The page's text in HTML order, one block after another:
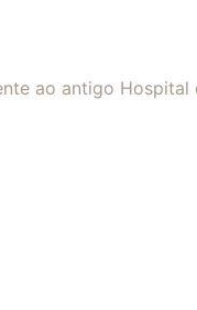
ao antigo